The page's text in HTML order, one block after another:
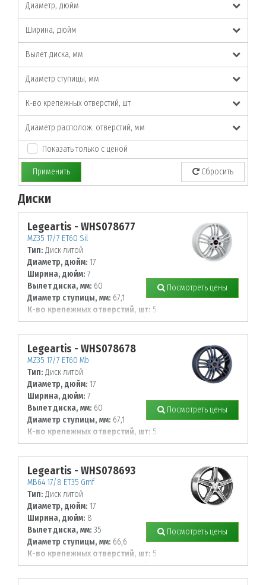
Диаметр, дюйм
Ширина, дюйм
Вылет диска, мм
Диаметр ступицы, мм
К-во крепежных отверстий, шт
Диаметр располож. отверстий, мм
Показать только с ценой
Применить Сбросить
Диски
Legeartis - WHS078677
MZ35 17/7 ET60 Sil
Тип: Диск литой
Диаметр, дюйм: 17
Ширина, дюйм: 7
Вылет диска, мм: 60
Диаметр ступицы, мм: 67,1
К-во крепежных отверстий, шт: 5
Диаметр располож. отверстий, мм:
114,3
Посмотреть цены
Legeartis - WHS078678
MZ35 17/7 ET60 Mb
Тип: Диск литой
Диаметр, дюйм: 17
Ширина, дюйм: 7
Вылет диска, мм: 60
Диаметр ступицы, мм: 67,1
К-во крепежных отверстий, шт: 5
Диаметр располож. отверстий, мм:
114,3
Посмотреть цены
Legeartis - WHS078693
MB64 17/8 ET35 Gmf
Тип: Диск литой
Диаметр, дюйм: 17
Ширина, дюйм: 8
Вылет диска, мм: 35
Диаметр ступицы, мм: 66,6
К-во крепежных отверстий, шт: 5
Диаметр располож. отверстий, мм:
112
Посмотреть цены
По заданным параметрам товары не найдены!